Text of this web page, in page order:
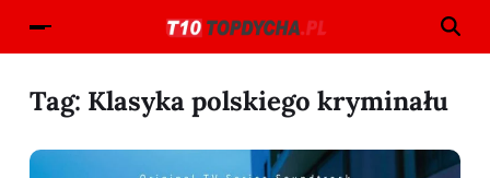
Tag: Klasyka polskiego kryminału